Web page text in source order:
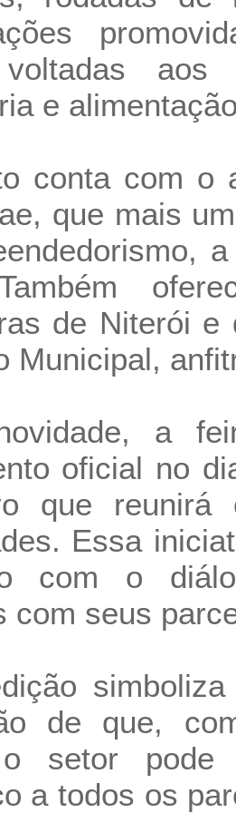
aos
e
conta com o
que mais
de Niterói e
Municipal,
a
oficial no
que reunirá
Essa
com o
com seus
de que,
setor pode
a todos os